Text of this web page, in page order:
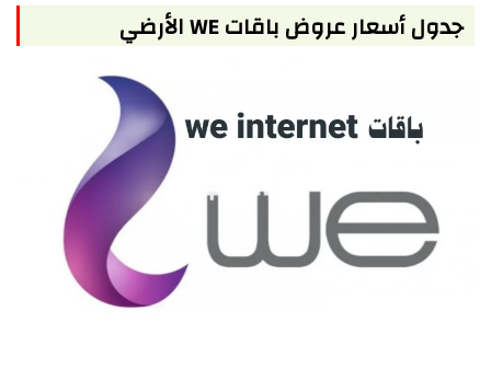
جدول أسعار عروض باقات WE الأرضي